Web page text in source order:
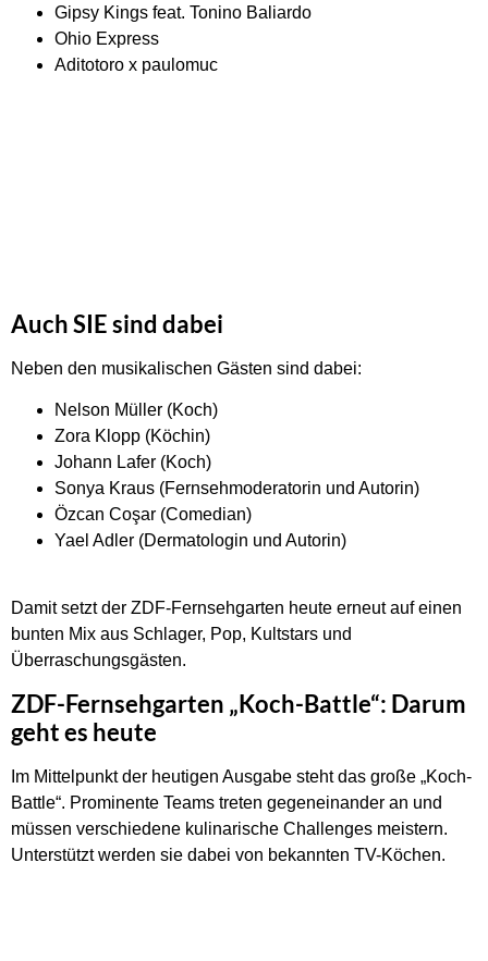
Gipsy Kings feat. Tonino Baliardo
Ohio Express
Aditotoro x paulomuc
Auch SIE sind dabei
Neben den musikalischen Gästen sind dabei:
Nelson Müller (Koch)
Zora Klopp (Köchin)
Johann Lafer (Koch)
Sonya Kraus (Fernsehmoderatorin und Autorin)
Özcan Coşar (Comedian)
Yael Adler (Dermatologin und Autorin)
Damit setzt der ZDF-Fernsehgarten heute erneut auf einen
bunten Mix aus Schlager, Pop, Kultstars und
Überraschungsgästen.
ZDF-Fernsehgarten „Koch-Battle“: Darum
geht es heute
Im Mittelpunkt der heutigen Ausgabe steht das große „Koch-
Battle“. Prominente Teams treten gegeneinander an und
müssen verschiedene kulinarische Challenges meistern.
Unterstützt werden sie dabei von bekannten TV-Köchen.